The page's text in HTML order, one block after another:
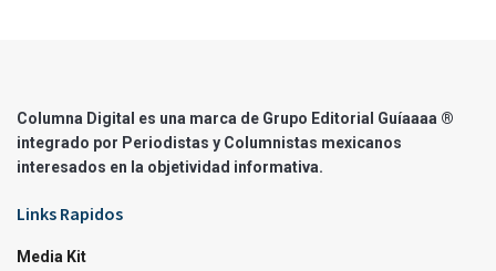
Columna Digital es una marca de Grupo Editorial Guíaaaa ®
integrado por Periodistas y Columnistas mexicanos
interesados en la objetividad informativa.
Links Rapidos
Media Kit